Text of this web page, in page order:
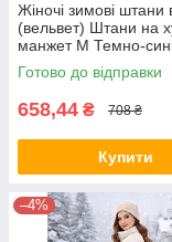
Жіночі зимові штани
(вельвет) Штани на
манжет M Темно-
Готово до відправки
658,44 ₴ 708 ₴
Купити
–4%